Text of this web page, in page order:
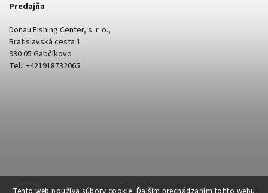
Predajňa
Donau Fishing Center, s. r. o.,
Bratislavská cesta 1
930 05 Gabčíkovo
Tel.: +421918732065